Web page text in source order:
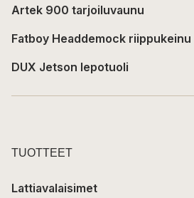
Artek 900 tarjoiluvaunu
Fatboy Headdemock riippukeinu
DUX Jetson lepotuoli
TUOTTEET
Lattiavalaisimet